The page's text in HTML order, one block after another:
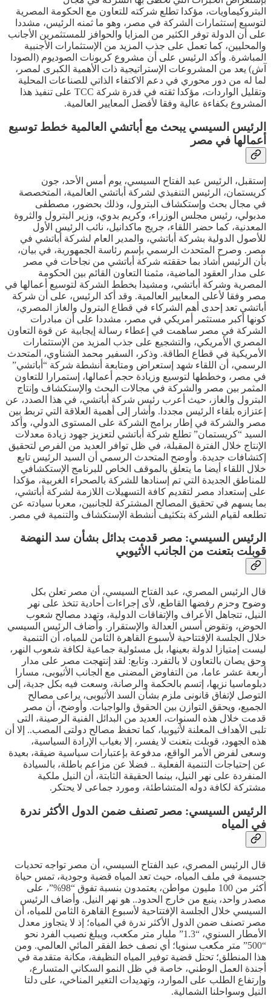
البتروكيماويات، مؤكدا تطلع شركته للتعاون مع الحكومة المصرية
لتوسيع إستثمارات الشركة في مصر، وهو ما ثمنه الرئيس، مشددا
على أن الدولة توفر الكثير من المزايا والحوافز للمستثمرين الأجانب
والمحليين، كما تعمل على جذب المزيد من الإستثمارات الأجنبية
المباشرة. وأكد الرئيس على أن مشروع كربونات الصوديوم (الصودا
آش) يعد من المشروعات الإستراتيجية ذات الأهمية الكبرى لمصر،
لما له من دور محوري في دعم الاكتفاء الذاتي للصناعات المحلية
وتقليل الواردات، مؤكدا ثقته في قدرة شركة TCC على تنفيذ هذا
المشروع بكفاءة عالية وفقا لأفضل المعايير العالمية.
الرئيس السيسي يبحث مع أباتشي العالمية خطط توسيع
أعمالها في مصر
إستقبل، الرئيس عبد الفتاح السيسي، يوم أمس الأحد، جون
كريستمان، الرئيس التنفيذي لشركة أباتشي العالمية، المتخصصة
في مجال بحث وإستكشاف البترول، وذلك بحضور، مصطفى
مدبولي، رئيس مجلس الوزراء، وكريم بدوي، وزير البترول والثروة
المعدنية، كما حضر اللقاء، جريج ماكدانيل، نائب الرئيس الأول
للأصول الدولية بشركة أباتشي، والمدير العام لشركة أباتشي في
مصر. وصرح المتحدث الرسمي بإسم رئاسة الجمهورية، في بيان،
بأن الرئيس أشاد بما حققته شركة أباتشي من نجاحات في مصر
على مدار العقود الماضية، مثمنا التعاون القائم بين الحكومة
المصرية وشركة أباتشي، ومشيدا بخطط الشركة لتوسيع أعمالها في
مصر وفقا لأعلى المعايير العالمية. وقد أكد الرئيس، على أن شركة
أباتشي تعد إحدى أهم الشركاء في قطاع البترول والغاز المصري،
كونها أكبر مستثمر أمريكي في مصر، مشددا على أن مبادرات
الشركة في مصر ساهمت في إعطاء رسالة إيجابية عن قوة التعاون
المصري الأمريكي، والتشجيع على جذب المزيد من الإستثمارات
الأمريكية في قطاع الطاقة. وذكر، السفير محمد الشناوي، المتحدث
الرسمي، أن اللقاء شهد إستعراض ومتابعة أنشطة شركة “أباتشي”
في مصر، وخططها لتوسيع وزيادة حجم أعمالها، إستمرارا للتعاون
المثمر بين مصر والشركة في مجالات البحث والإستكشاف وإنتاج
البترول والغاز، حيث أعرب رئيس شركة أباتشي، في هذا الصدد، عن
إعتزازه بلقاء الرئيس مجددا. وأشار إلى أهمية العلاقة التي تربط بين
مصر والشركة في إطار برامج الشركة على المستوى الدولي، وأكد
السيد “كريستمان” تطلع شركة أباتشي لتعزيز جهود زيادة معدلات
الإنتاج خلال الفترة المقبلة، في ظل توافر العديد من الفرص لتحقيق
إكتشافات جديدة. وأوضح المتحدث الرسمي أن السيد الرئيس تابع
خلال اللقاء أيضا ما يتعلق بالموقف الخاص للبرنامج الإستكشافي
للمناطق الجديدة التي تم إسنادها للشركة بالصحراء الغربية، مؤكدا
على إستعداد مصر لتقديم كافة التسهيلات اللازمة لشركة أباتشي،
بما يسهم في تحقيق المصالح المشتركة للجانبين، معربا سيادته عن
تطلعه لقيام الشركة بتكثيف أنشطة الإستكشاف والتنمية في مصر.
الرئيس السيسي: مصر قدمت بدائل بشأن سد النهضة
قوبلت بتعنت من الجانب الأثيوبي
قال الرئيس المصري، عبد الفتاح السيسي، أن مصر تعلن بكل
وضوح وحزم رفضها القاطع، لأى إجراءات أحادية تتخذ على نهر
النيل، تتجاهل الأعراف والإتفاقات الدولية، وتهدد مصالح شعوب
الحوض، وتقوض أسس العدالة والإستقرار. وأضاف الرئيس السيسي
خلال الجلسة الإفتتاحية لأسبوع القاهرة الثامن للمياه، أن التنمية
ليست إمتيازا لدولة بعينها، بل مسئولية جماعية لكافة شعوب النهر،
وحق يصان بالتعاون لا بالتفرد. وتابع: لقد إنتهجت مصر على مدار
أربعة عشر عاما، من التفاوض المضنى مع الجانب الأثيوبى، مسارا
دبلوماسيا نزيها، إتسم بالحكمة والرصانة، وسعت فيه بكل جدية، إلى
التوصل لإتفاق قانونى ملزم بشأن السد الأثيوبى، يراعى مصالح
الجميع، ويحقق التوازن بين الحقوق والواجبات. وأوضح، أن مصر
قدمت خلال هذه السنوات، العديد من البدائل الفنية الرصينة، التى
تلبى الأهداف المعلنة لأثيوبيا، كما تحفظ مصالح دولتى المصب.. إلا أن
هذه الجهود، قوبلت بتعنت لا يفسر، إلا بغياب الإرادة السياسية،
وسعى لفرض الأمر الواقع، مدفوعة بإعتبارات سياسية ضيقة، بعيدة
عن إحتياجات التنمية الفعلية .. فضلا عن مزاعم باطلة، بالسيادة
المنفردة على نهر النيل، بينما الحقيقة الثابتة، أن النيل ملكية
مشتركة لكافة دوله المتشاطئة، ومورد جماعى لا يحتكر.
الرئيس السيسي: مصر تصنف ضمن الدول الأكثر ندرة
في المياه
قال الرئيس المصري، عبد الفتاح السيسي، أن مصر تواجه تحديات
جسيمة في ملف المياه، حيث تعد المياه قضية وجودية، تمس حياة
أكثر من 100 مليون مواطن، يعتمدون بنسبة تفوق “98%”، على
مصدر واحد، ينبع من خارج الحدود.. هو نهر النيل. وأضاف الرئيس
السيسي خلال الجلسة الإفتتاحية لأسبوع القاهرة الثامن للمياه، أن
مصر تصنف ضمن الدول الأكثر ندرة في المياه؛ إذ لا يتجاوز معدل
الأمطار السنوي، “1.3” مليار متر مكعب، ويبلغ نصيب الفرد نحو
“500” متر مكعب سنويا؛ أي نصف خط الفقر المائي العالمي. ومن
هذا المنطلق؛ تحتل قضية توفير المياه النظيفة، مكانة متقدمة في
أجندة العمل الوطني، خاصة في ظل النمو السكاني المتسارع،
وإرتفاع الطلب على الموارد، وتهديدات التغير المناخي، على دلتا
النيل وسواحلنا الشمالية.